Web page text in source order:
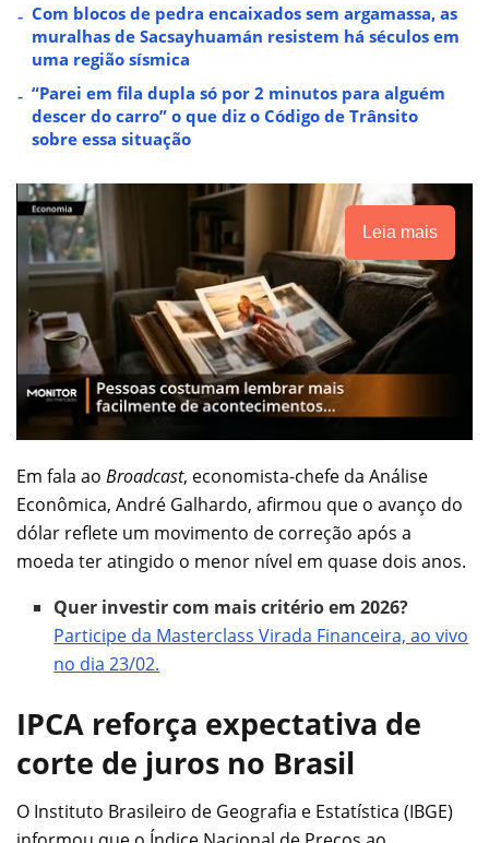
Com blocos de pedra encaixados sem argamassa, as
muralhas de Sacsayhuamán resistem há séculos em
uma região sísmica
“Parei em fila dupla só por 2 minutos para alguém
descer do carro” o que diz o Código de Trânsito
sobre essa situação
Leia mais
Em fala ao Broadcast, economista-chefe da Análise
Econômica, André Galhardo, afirmou que o avanço do
dólar reflete um movimento de correção após a
moeda ter atingido o menor nível em quase dois anos.
Quer investir com mais critério em 2026?
Participe da Masterclass Virada Financeira, ao vivo
no dia 23/02.
IPCA reforça expectativa de
corte de juros no Brasil
O Instituto Brasileiro de Geografia e Estatística (IBGE)